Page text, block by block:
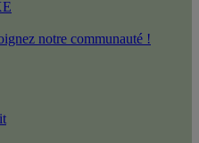
notre communauté !